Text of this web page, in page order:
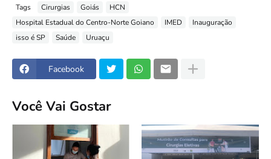
Tags Cirurgias Goiás
HCN
Hospital Estadual do Centro-Norte Goiano
IMED
Inauguração
isso é SP
Saúde Uruaçu
Facebook
Você Vai Gostar